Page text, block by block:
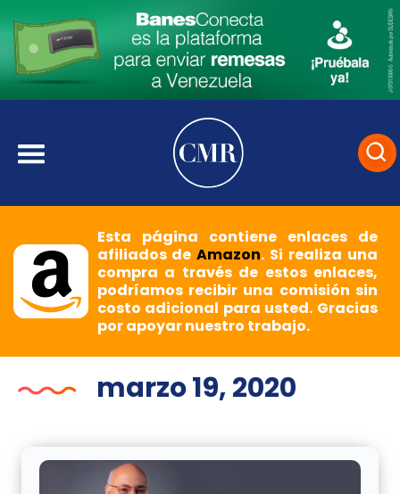
Esta página contiene enlaces de
afiliados deAmazon. Si realiza una
compra a través de estos enlaces,
podríamos recibir una comisión sin
costo adicional para usted. Gracias
por apoyar nuestro trabajo.
marzo 19, 2020